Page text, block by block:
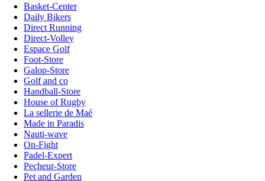
Basket-Center
Daily Bikers
Direct Running
Direct-Volley
Espace Golf
Foot-Store
Galop-Store
Golf and co
Handball-Store
House of Rugby
La sellerie de Maé
Made in Paradis
Nauti-wave
On-Fight
Padel-Expert
Pecheur-Store
Pet and Garden